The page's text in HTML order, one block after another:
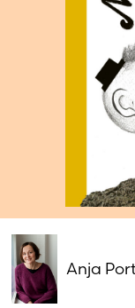
Eikö
Luo uusi
Anja